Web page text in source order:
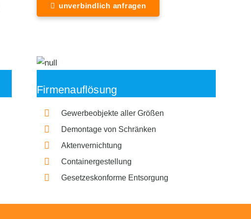
unverbindlich anfragen
Firmenauflösung
Gewerbeobjekte aller Größen
Demontage von Schränken
Aktenvernichtung
Containergestellung
Gesetzeskonforme Entsorgung